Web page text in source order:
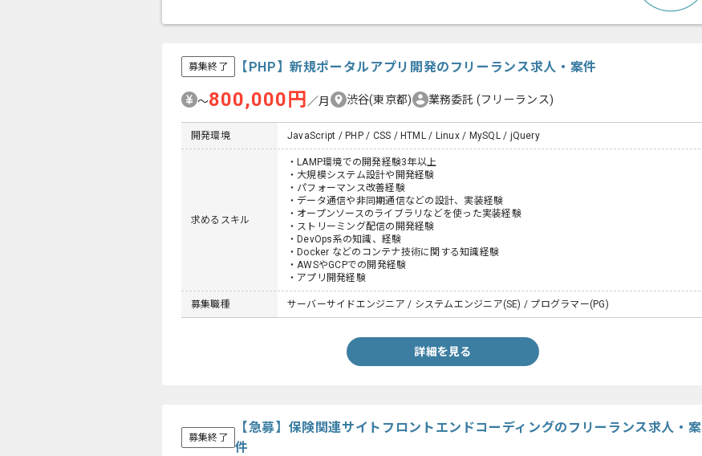
募集終了 【PHP】新規ポータルアプリ開発のフリーランス求人・案件
〜800,000円 ／月 渋谷(東京都) 業務委託 (フリーランス)
開発環境 JavaScript / PHP / CSS / HTML / Linux / MySQL / jQuery
求めるスキル
・LAMP環境での開発経験3年以上
・大規模システム設計や開発経験
・パフォーマンス改善経験
・データ通信や非同期通信などの設計、実装経験
・オープンソースのライブラリなどを使った実装経験
・ストリーミング配信の開発経験
・DevOps系の知識、経験
・Docker などのコンテナ技術に関する知識経験
・AWSやGCPでの開発経験
・アプリ開発経験
募集職種 サーバーサイドエンジニア / システムエンジニア(SE) / プログラマー(PG)
詳細を見る
募集終了
【急募】保険関連サイトフロントエンドコーディングのフリーランス求人・案
件